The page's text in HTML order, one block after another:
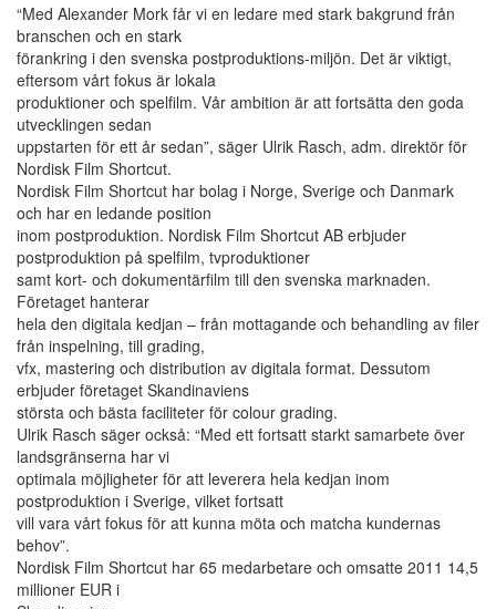
“Med Alexander Mork får vi en ledare med stark bakgrund från
branschen och en stark
förankring i den svenska postproduktions-miljön. Det är viktigt,
eftersom vårt fokus är lokala
produktioner och spelfilm. Vår ambition är att fortsätta den goda
utvecklingen sedan
uppstarten för ett år sedan”, säger Ulrik Rasch, adm. direktör för
Nordisk Film Shortcut.
Nordisk Film Shortcut har bolag i Norge, Sverige och Danmark
och har en ledande position
inom postproduktion. Nordisk Film Shortcut AB erbjuder
postproduktion på spelfilm, tvproduktioner
samt kort- och dokumentärfilm till den svenska marknaden.
Företaget hanterar
hela den digitala kedjan – från mottagande och behandling av filer
från inspelning, till grading,
vfx, mastering och distribution av digitala format. Dessutom
erbjuder företaget Skandinaviens
största och bästa faciliteter för colour grading.
Ulrik Rasch säger också: “Med ett fortsatt starkt samarbete över
landsgränserna har vi
optimala möjligheter för att leverera hela kedjan inom
postproduktion i Sverige, vilket fortsatt
vill vara vårt fokus för att kunna möta och matcha kundernas
behov”.
Nordisk Film Shortcut har 65 medarbetare och omsatte 2011 14,5
millioner EUR i